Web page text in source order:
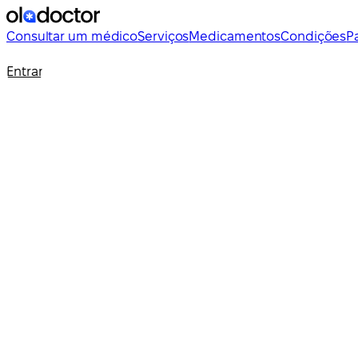
Consultar um médicoServiçosMedicamentosCondições
Entrar